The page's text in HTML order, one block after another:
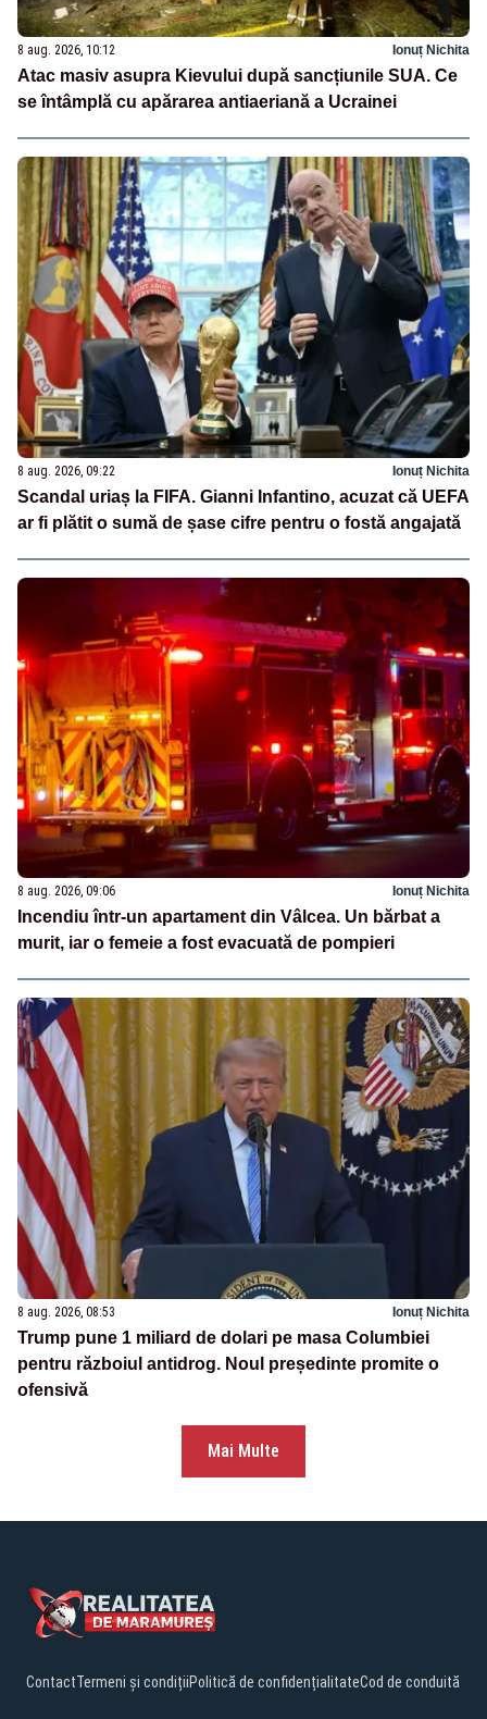
8 aug. 2026, 10:12 Ionuț Nichita
Atac masiv asupra Kievului după sancțiunile SUA. Ce
se întâmplă cu apărarea antiaeriană a Ucrainei
8 aug. 2026, 09:22 Ionuț Nichita
Scandal uriaș la FIFA. Gianni Infantino, acuzat că UEFA
ar fi plătit o sumă de șase cifre pentru o fostă angajată
8 aug. 2026, 09:06 Ionuț Nichita
Incendiu într-un apartament din Vâlcea. Un bărbat a
murit, iar o femeie a fost evacuată de pompieri
8 aug. 2026, 08:53 Ionuț Nichita
Trump pune 1 miliard de dolari pe masa Columbiei
pentru războiul antidrog. Noul președinte promite o
ofensivă
Mai Multe
ContactTermeni și condițiiPolitică de confidențialitateCod de conduită